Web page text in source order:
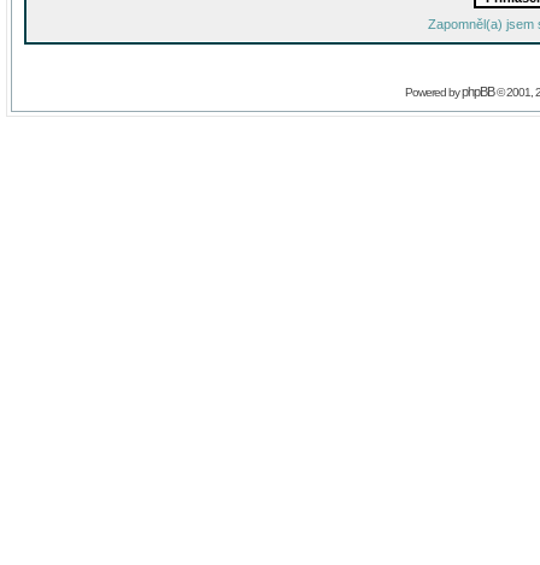
Zapomněl(a) jsem
Powered byphpBB© 2001,